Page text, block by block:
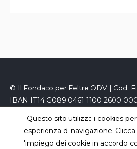
© Il Fondaco per Feltre ODV | Cod.
IBAN IT14 G089 0461 1100 2600
fondacofeltre@kelipec.it
Sara Zaccaron
Questo sito utilizza i cookies
esperienza di navigazione.
l'impiego dei cookie in accordo